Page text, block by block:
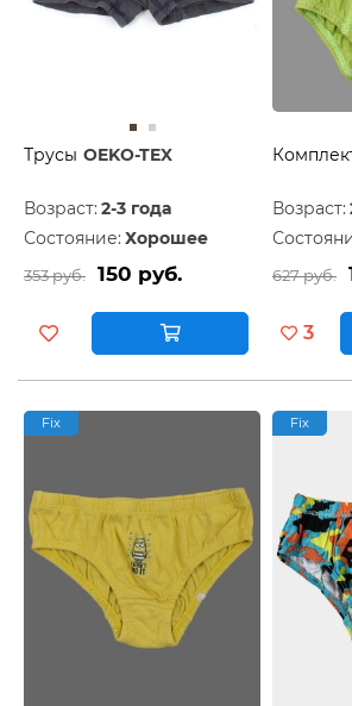
Трусы OEKO-TEX
Возраст: 2-3 года
Состояние: Хорошее
353 руб. 150 руб.
Возраст:
627 руб.
3
Fix Fix